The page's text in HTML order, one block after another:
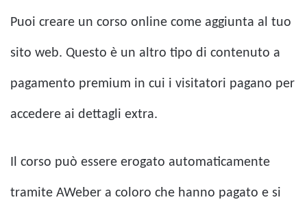
Puoi creare un corso online come aggiunta al tuo
sito web. Questo è un altro tipo di contenuto a
pagamento premium in cui i visitatori pagano per
accedere ai dettagli extra.
Il corso può essere erogato automaticamente
tramite AWeber a coloro che hanno pagato e si